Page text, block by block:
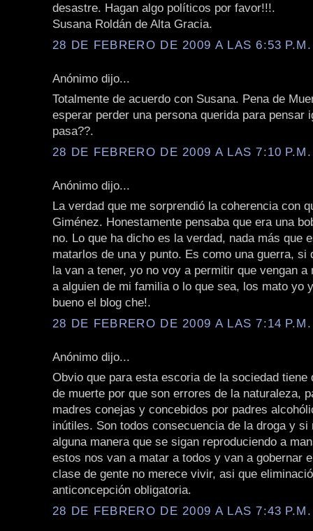
desastre. Hagan algo políticos por favor!!!.
Susana Roldán de Alta Gracia.
28 DE FEBRERO DE 2009 A LAS 6:53 P.M.
Anónimo dijo...
Totalmente de acuerdo con Susana. Pena de
esperar perder una persona querida para pensar
pasa??.
28 DE FEBRERO DE 2009 A LAS 7:10 P.M.
Anónimo dijo...
La verdad que me sorprendió la coherencia con
Giménez. Honestamente pensaba que era una
no. Lo que ha dicho es la verdad, nada más que
matarlos de una y punto. Es como una guerra, si
la van a tener, yo no voy a permitir que vengan a
a alguien de mi familia o lo que sea, los mato yo
bueno el blog che!.
28 DE FEBRERO DE 2009 A LAS 7:14 P.M.
Anónimo dijo...
Obvio que para esta escoria de la sociedad tiene
de muerte por que son errores de la naturaleza,
madres conejas y concebidos por padres
inútiles. Son todos consecuencia de la droga y si
alguna manera que se sigan reproduciendo a
estos nos van a matar a todos y van a gobernar
clase de gente no merece vivir, asi que
anticoncepción obligatoria.
28 DE FEBRERO DE 2009 A LAS 7:43 P.M.